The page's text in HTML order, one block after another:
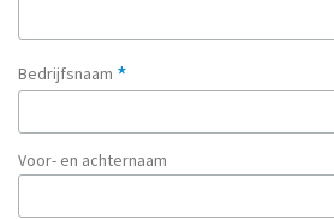
Bedrijfsnaam *
Voor- en achternaam